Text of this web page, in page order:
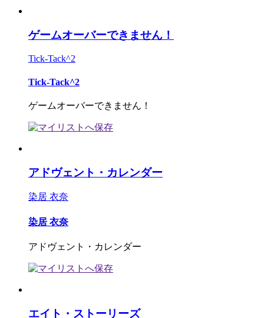
ゲームオーバーできません！
Tick-Tack^2
Tick-Tack^2
ゲームオーバーできません！
アドヴェント・カレンダー
染居 衣奈
染居 衣奈
アドヴェント・カレンダー
エイト・ストーリーズ